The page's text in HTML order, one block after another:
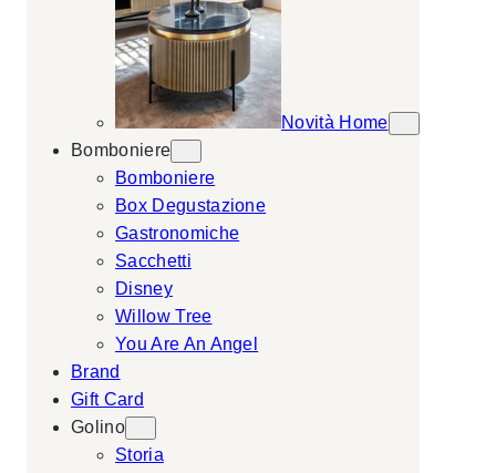
Novità Home
Bomboniere
Bomboniere
Box Degustazione
Gastronomiche
Sacchetti
Disney
Willow Tree
You Are An Angel
Brand
Gift Card
Golino
Storia